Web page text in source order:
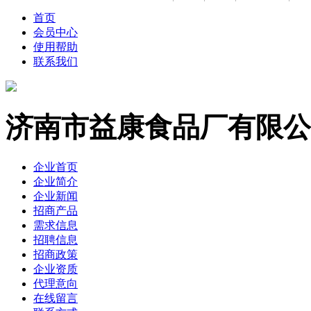
首页
会员中心
使用帮助
联系我们
济南市益康食品厂有限
企业首页
企业简介
企业新闻
招商产品
需求信息
招聘信息
招商政策
企业资质
代理意向
在线留言